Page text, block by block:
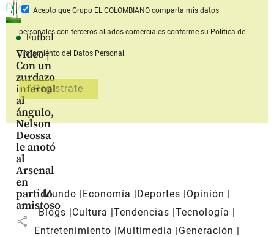
Fútbol
Video |
Con un
zurdazo
infernal
al
ángulo,
Nelson
Deossa
le anotó
al
Arsenal
en
partido
amistoso
share
Acepto que Grupo EL COLOMBIANOcomparta mis datos
personales con terceros aliados comerciales conforme su Política de
Tratamiento del Datos Personal.
Mundo Economía Deportes
Opinión
Blogs
Cultura Tendencias Tecnología
Entretenimiento
Multimedia
Generación